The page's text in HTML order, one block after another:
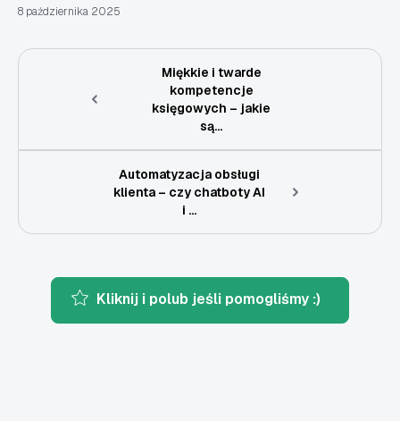
8 października 2025
Miękkie i twarde
kompetencje
księgowych – jakie
są...
Automatyzacja obsługi
klienta – czy chatboty AI
i ...
Kliknij i polub jeśli pomogliśmy :)